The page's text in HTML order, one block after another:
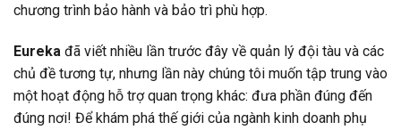
chương trình bảo hành và bảo trì phù hợp.
Eureka đã viết nhiều lần trước đây về quản lý đội tàu và các
chủ đề tương tự, nhưng lần này chúng tôi muốn tập trung vào
một hoạt động hỗ trợ quan trọng khác: đưa phần đúng đến
đúng nơi! Để khám phá thế giới của ngành kinh doanh phụ